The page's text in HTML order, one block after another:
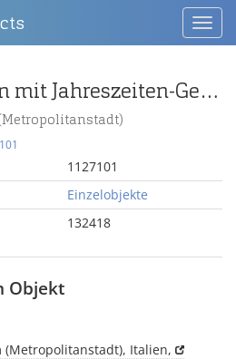
Sarkophagkasten mit Jahreszeiten-Genien
1127101
Einzelobjekte
132418
Objekt
(Metropolitanstadt), Italien,